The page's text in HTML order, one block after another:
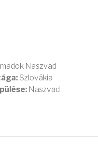
Naszvad
Szlovákia
Naszvad